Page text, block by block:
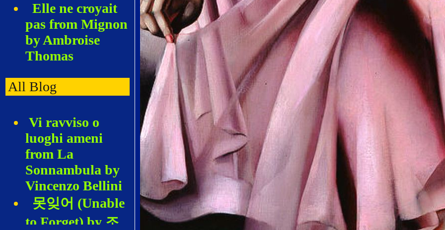
Elle ne croyait
pas from Mignon
by Ambroise
Thomas
All Blog
Vi ravviso o
luoghi ameni
from La
Sonnambula by
Vincenzo Bellini
못잊어 (Unable
to Forget) by 조